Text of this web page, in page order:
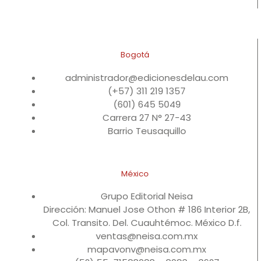
Bogotá
administrador@edicionesdelau.com
(+57) 311 219 1357
(601) 645 5049
Carrera 27 N° 27-43
Barrio Teusaquillo
México
Grupo Editorial Neisa
Dirección: Manuel Jose Othon # 186 Interior 2B,
Col. Transito. Del. Cuauhtémoc. México D.f.
ventas@neisa.com.mx
mapavonv@neisa.com.mx